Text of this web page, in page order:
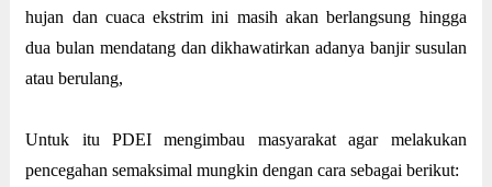
hujan dan cuaca ekstrim ini masih akan berlangsung hingga
dua bulan mendatang dan dikhawatirkan adanya banjir susulan
atau berulang,
Untuk itu PDEI mengimbau masyarakat agar melakukan
pencegahan semaksimal mungkin dengan cara sebagai berikut: